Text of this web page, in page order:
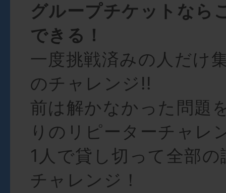
グループチケットなら
できる！
一度挑戦済みの人だけ
のチャレンジ!!
前は解かなかった問題
りのリピーターチャレ
1人で貸し切って全部
チャレンジ！